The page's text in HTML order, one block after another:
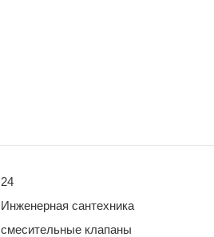
24
Инженерная сантехника
смесительные клапаны